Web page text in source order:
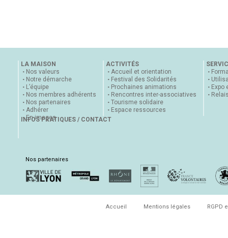
LA MAISON
Nos valeurs
Notre démarche
L’équipe
Nos membres adhérents
Nos partenaires
Adhérer
En images
ACTIVITÉS
Accueil et orientation
Festival des Solidarités
Prochaines animations
Rencontres inter-associatives
Tourisme solidaire
Espace ressources
Expo
INFOS PRATIQUES / CONTACT
Nos partenaires
Accueil Mentions légales RGPD